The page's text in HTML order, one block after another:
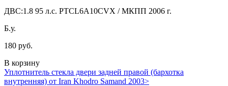
ДВС:1.8 95 л.с. PTCL6A10CVX / МКПП 2006 г.
Б.у.
180 руб.
В корзину
Уплотнитель стекла двери задней правой (бархотка
внутренняя) от Iran Khodro Samand 2003>